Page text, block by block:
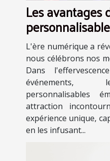
Les avantages
et événements
L'ère numérique a
nous célébrons nos
Dans
événements,
personnalisables
attraction
expérience unique,
en les infusant...